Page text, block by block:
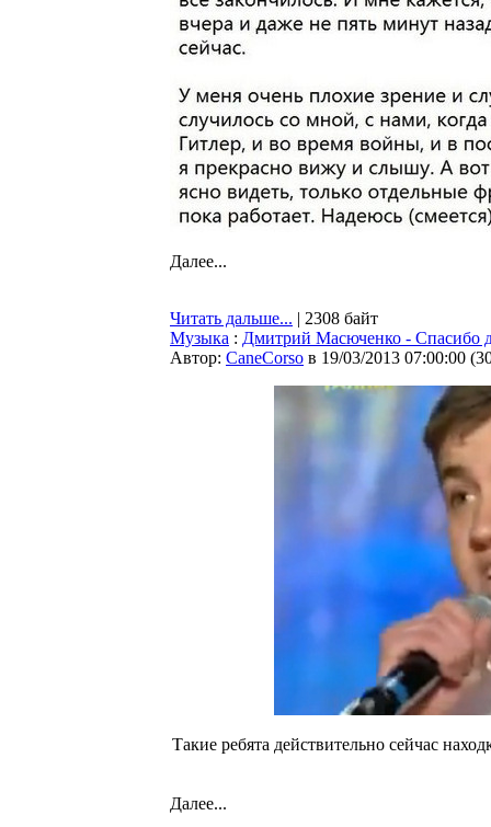
Далее...
Читать дальше... | 2308 байт
Музыка : Дмитрий Масюченко - Спасибо
Автор: CaneCorso в 19/03/2013 07:00:00 (
Такие ребята действительно сейчас
Далее...